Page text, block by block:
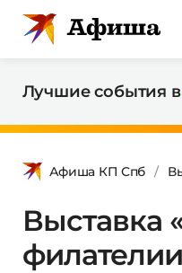
Лучшие события
Афиша КП Спб
Выставка